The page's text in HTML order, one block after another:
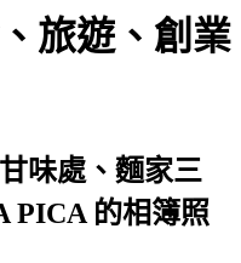
旅遊、創業
味處、麵家三
PICA 的相簿照